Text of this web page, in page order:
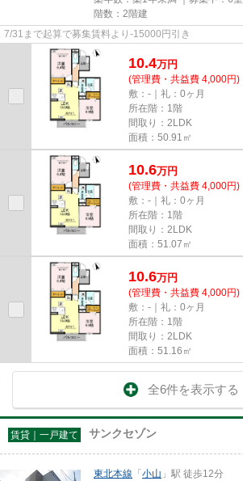
階数：2階建
7/31まで起算で募集賃料より‐15000円引き
10.4万円
(管理費・共益費 4,000円)
敷：-｜礼：0ヶ月
所在階：1階
間取り：2LDK
面積：50.91㎡
10.6万円
(管理費・共益費 4,000円)
敷：-｜礼：0ヶ月
所在階：1階
間取り：2LDK
面積：51.07㎡
10.6万円
(管理費・共益費 4,000円)
敷：-｜礼：0ヶ月
所在階：1階
間取り：2LDK
面積：51.16㎡
全6件を表示する
賃貸｜一戸建て サンクセゾン
東北本線 「小山 」駅 徒歩12分